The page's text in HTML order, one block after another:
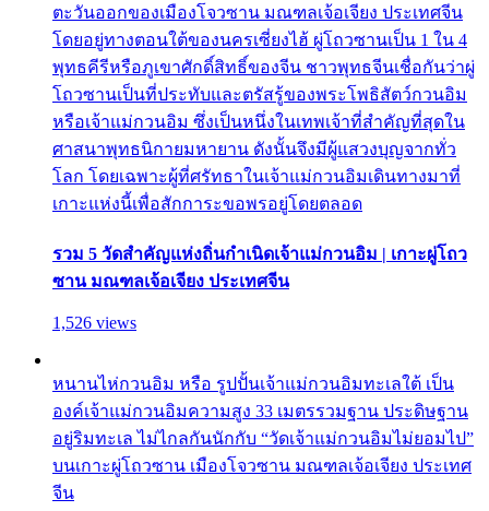
ตะวันออกของเมืองโจวซาน มณฑลเจ้อเจียง ประเทศจีน
โดยอยู่ทางตอนใต้ของนครเซี่ยงไฮ้ ผู่โถวซานเป็น 1 ใน 4
พุทธคีรีหรือภูเขาศักดิ์สิทธิ์ของจีน ชาวพุทธจีนเชื่อกันว่าผู่
โถวซานเป็นที่ประทับและตรัสรู้ของพระโพธิสัตว์กวนอิม
หรือเจ้าแม่กวนอิม ซึ่งเป็นหนึ่งในเทพเจ้าที่สำคัญที่สุดใน
ศาสนาพุทธนิกายมหายาน ดังนั้นจึงมีผู้แสวงบุญจากทั่ว
โลก โดยเฉพาะผู้ที่ศรัทธาในเจ้าแม่กวนอิมเดินทางมาที่
เกาะแห่งนี้เพื่อสักการะขอพรอยู่โดยตลอด
รวม 5 วัดสำคัญแห่งถิ่นกำเนิดเจ้าแม่กวนอิม | เกาะผู่โถว
ซาน มณฑลเจ้อเจียง ประเทศจีน
1,526 views
หนานไห่กวนอิม หรือ รูปปั้นเจ้าแม่กวนอิมทะเลใต้ เป็น
องค์เจ้าแม่กวนอิมความสูง 33 เมตรรวมฐาน ประดิษฐาน
อยู่ริมทะเล ไม่ไกลกันนักกับ “วัดเจ้าแม่กวนอิมไม่ยอมไป”
บนเกาะผู่โถวซาน เมืองโจวซาน มณฑลเจ้อเจียง ประเทศ
จีน